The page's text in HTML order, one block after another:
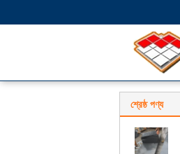
শ্রেষ্ঠ পণ্য